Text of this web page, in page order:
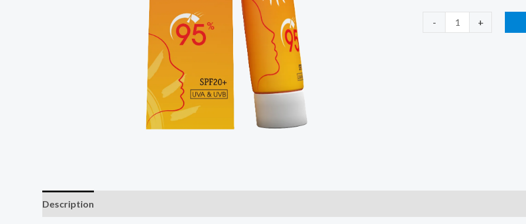
- +
Description